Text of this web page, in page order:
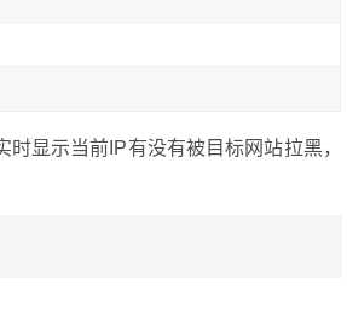
时显示当前IP有没有被目标网站拉黑，